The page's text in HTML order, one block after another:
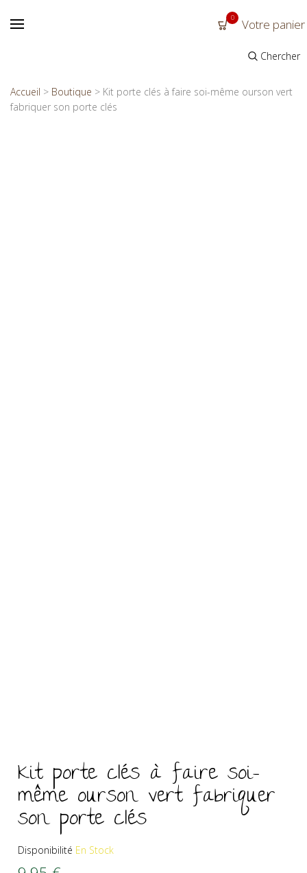
0 Votre panier
Chercher
Accueil > Boutique > Kit porte clés à faire soi-même ourson vert
fabriquer son porte clés
Kit porte clés à faire soi-
même ourson vert fabriquer
son porte clés
Disponibilité En Stock